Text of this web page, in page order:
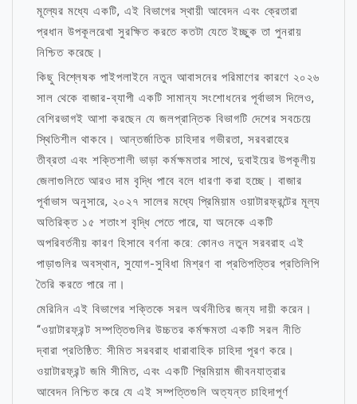
মূল্যের মধ্যে একটি, এই বিভাগের স্থায়ী আবেদন এবং ক্রেতারা
প্রধান উপকূলরেখা সুরক্ষিত করতে কতটা যেতে ইচ্ছুক তা পুনরায়
নিশ্চিত করেছে।
কিছু বিশ্লেষক পাইপলাইনে নতুন আবাসনের পরিমাণের কারণে ২০২৬
সাল থেকে বাজার-ব্যাপী একটি সামান্য সংশোধনের পূর্বাভাস দিলেও,
বেশিরভাগই আশা করছেন যে জলপ্রান্তিক বিভাগটি দেশের সবচেয়ে
স্থিতিশীল থাকবে। আন্তর্জাতিক চাহিদার গভীরতা, সরবরাহের
তীব্রতা এবং শক্তিশালী ভাড়া কর্মক্ষমতার সাথে, দুবাইয়ের উপকূলীয়
জেলাগুলিতে আরও দাম বৃদ্ধি পাবে বলে ধারণা করা হচ্ছে। বাজার
পূর্বাভাস অনুসারে, ২০২৭ সালের মধ্যে প্রিমিয়াম ওয়াটারফ্রন্টের মূল্য
অতিরিক্ত ১৫ শতাংশ বৃদ্ধি পেতে পারে, যা অনেকে একটি
অপরিবর্তনীয় কারণ হিসাবে বর্ণনা করে: কোনও নতুন সরবরাহ এই
পাড়াগুলির অবস্থান, সুযোগ-সুবিধা মিশ্রণ বা প্রতিপত্তির প্রতিলিপি
তৈরি করতে পারে না।
মেরিনিন এই বিভাগের শক্তিকে সরল অর্থনীতির জন্য দায়ী করেন।
“ওয়াটারফ্রন্ট সম্পত্তিগুলির উচ্চতর কর্মক্ষমতা একটি সরল নীতি
দ্বারা প্রতিষ্ঠিত: সীমিত সরবরাহ ধারাবাহিক চাহিদা পূরণ করে।
ওয়াটারফ্রন্ট জমি সীমিত, এবং একটি প্রিমিয়াম জীবনযাত্রার
আবেদন নিশ্চিত করে যে এই সম্পত্তিগুলি অত্যন্ত চাহিদাপূর্ণ